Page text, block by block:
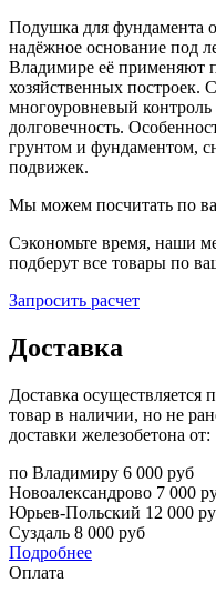
Подушка для фундамента
надёжное основание под
Владимире её применяют
хозяйственных построек.
многоуровневый контроль
долговечность.
грунтом и фундаментом,
подвижек.
Мы можем посчитать по
Сэкономьте время, наши
подберут все товары по
Запросить расчет
Доставка
Доставка осуществляется
товар в наличии, но не
доставки железобетона от:
по Владимиру 6 000 руб
Новоалександрово 7 000
Юрьев-Польский 12 000
Суздаль 8 000 руб
Подробнее
Оплата